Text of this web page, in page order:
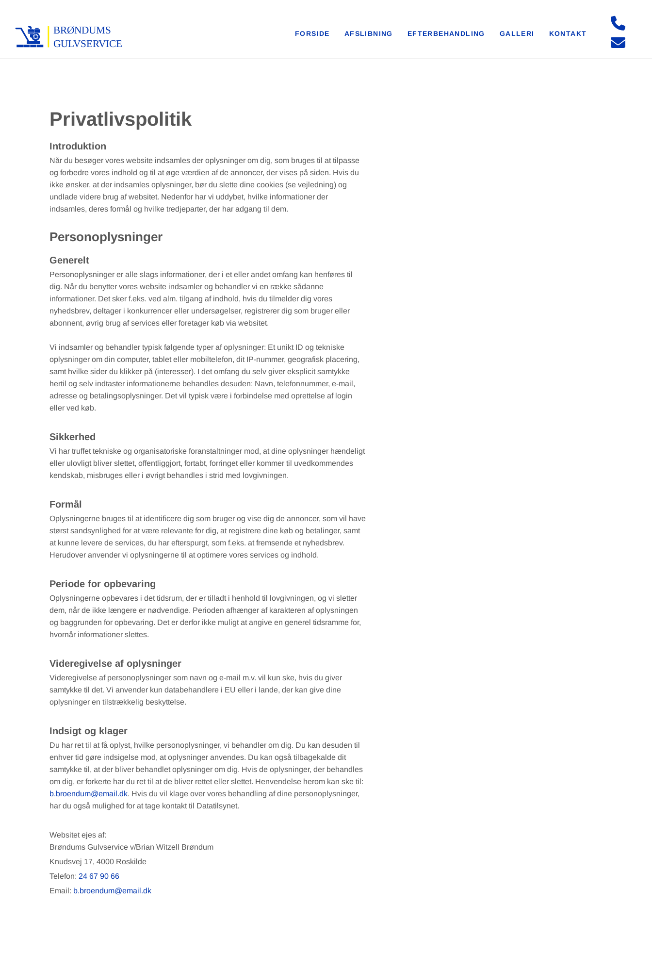
FORSIDE AFSLIBNING EFTERBEHANDLING GALLERI KONTAKT
Privatlivspolitik
Introduktion
Når du besøger vores website indsamles der oplysninger om dig, som bruges til at tilpasse
og forbedre vores indhold og til at øge værdien af de annoncer, der vises på siden. Hvis du
ikke ønsker, at der indsamles oplysninger, bør du slette dine cookies (se vejledning) og
undlade videre brug af websitet. Nedenfor har vi uddybet, hvilke informationer der
indsamles, deres formål og hvilke tredjeparter, der har adgang til dem.
Personoplysninger
Generelt
Personoplysninger er alle slags informationer, der i et eller andet omfang kan henføres til
dig. Når du benytter vores website indsamler og behandler vi en række sådanne
informationer. Det sker f.eks. ved alm. tilgang af indhold, hvis du tilmelder dig vores
nyhedsbrev, deltager i konkurrencer eller undersøgelser, registrerer dig som bruger eller
abonnent, øvrig brug af services eller foretager køb via websitet.
Vi indsamler og behandler typisk følgende typer af oplysninger: Et unikt ID og tekniske
oplysninger om din computer, tablet eller mobiltelefon, dit IP-nummer, geografisk placering,
samt hvilke sider du klikker på (interesser). I det omfang du selv giver eksplicit samtykke
hertil og selv indtaster informationerne behandles desuden: Navn, telefonnummer, e-mail,
adresse og betalingsoplysninger. Det vil typisk være i forbindelse med oprettelse af login
eller ved køb.
Sikkerhed
Vi har truffet tekniske og organisatoriske foranstaltninger mod, at dine oplysninger hændeligt
eller ulovligt bliver slettet, offentliggjort, fortabt, forringet eller kommer til uvedkommendes
kendskab, misbruges eller i øvrigt behandles i strid med lovgivningen.
Formål
Oplysningerne bruges til at identificere dig som bruger og vise dig de annoncer, som vil have
størst sandsynlighed for at være relevante for dig, at registrere dine køb og betalinger, samt
at kunne levere de services, du har efterspurgt, som f.eks. at fremsende et nyhedsbrev.
Herudover anvender vi oplysningerne til at optimere vores services og indhold.
Periode for opbevaring
Oplysningerne opbevares i det tidsrum, der er tilladt i henhold til lovgivningen, og vi sletter
dem, når de ikke længere er nødvendige. Perioden afhænger af karakteren af oplysningen
og baggrunden for opbevaring. Det er derfor ikke muligt at angive en generel tidsramme for,
hvornår informationer slettes.
Videregivelse af oplysninger
Videregivelse af personoplysninger som navn og e-mail m.v. vil kun ske, hvis du giver
samtykke til det. Vi anvender kun databehandlere i EU eller i lande, der kan give dine
oplysninger en tilstrækkelig beskyttelse.
Indsigt og klager
Du har ret til at få oplyst, hvilke personoplysninger, vi behandler om dig. Du kan desuden til
enhver tid gøre indsigelse mod, at oplysninger anvendes. Du kan også tilbagekalde dit
samtykke til, at der bliver behandlet oplysninger om dig. Hvis de oplysninger, der behandles
om dig, er forkerte har du ret til at de bliver rettet eller slettet. Henvendelse herom kan ske til:
b.broendum@email.dk. Hvis du vil klage over vores behandling af dine personoplysninger,
har du også mulighed for at tage kontakt til Datatilsynet.
Websitet ejes af:
Brøndums Gulvservice v/Brian Witzell Brøndum
Knudsvej 17, 4000 Roskilde
Telefon: 24 67 90 66
Email: b.broendum@email.dk